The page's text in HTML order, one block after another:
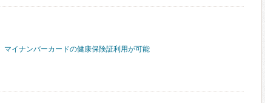
マイナンバーカードの健康保険証利用が可能